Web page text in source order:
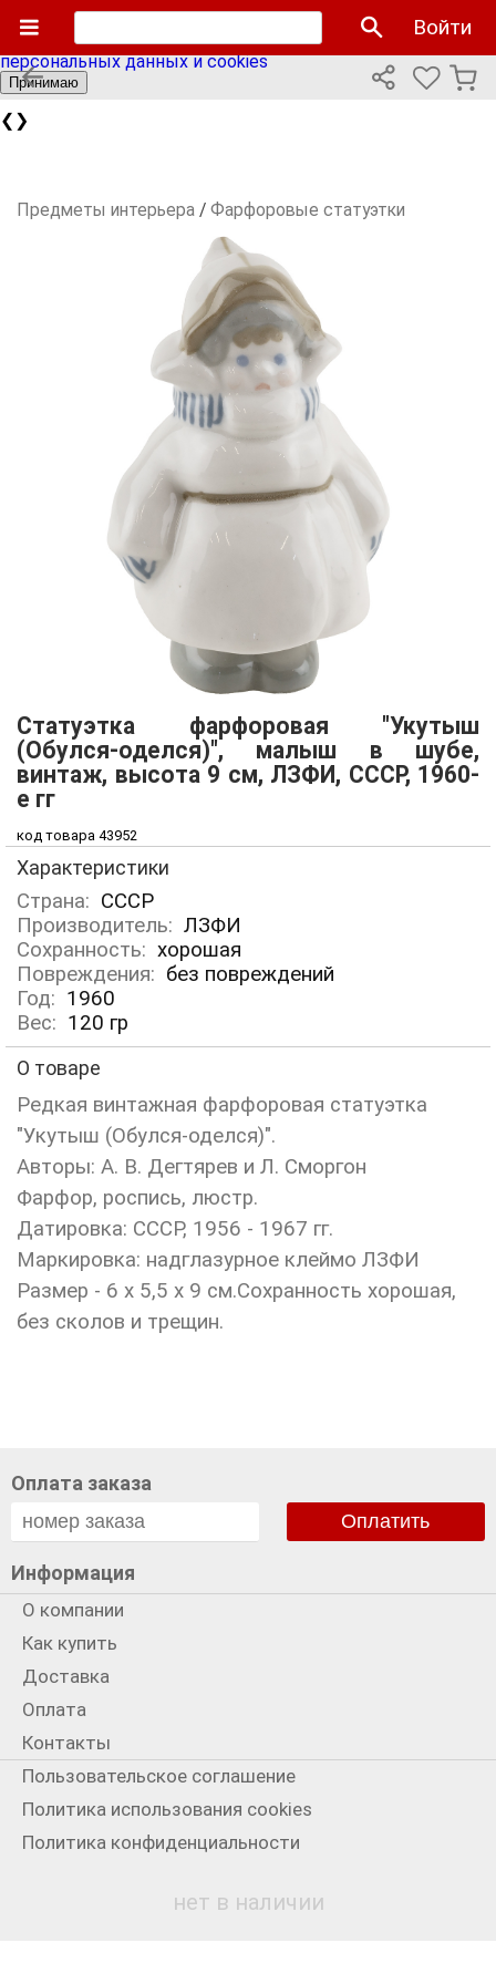
Мы используем cookies файлы для улучшения работы
сайта и персонализации. Продолжая пользоваться сайтом
вы соглашаетесь с нашейполитикой использования
персональных данных и cookies
Принимаю
❮ ❯
Войти
Предметы интерьера / Фарфоровые статуэтки
Cтатуэтка фарфоровая "Укутыш
(Обулся-оделся)", малыш в шубе,
винтаж, высота 9 см, ЛЗФИ, СССР, 1960-
е гг
код товара 43952
Характеристики
Страна: СССР
Производитель: ЛЗФИ
Сохранность: хорошая
Повреждения: без повреждений
Год: 1960
Вес: 120 гр
О товаре
Редкая винтажная фарфоровая статуэтка
"Укутыш (Обулся-оделся)".
Авторы: А. В. Дегтярев и Л. Сморгон
Фарфор, роспись, люстр.
Датировка: СССР, 1956 - 1967 гг.
Маркировка: надглазурное клеймо ЛЗФИ
Размер - 6 х 5,5 х 9 см.Сохранность хорошая,
без сколов и трещин.
нет в наличии
Оплата заказа
Оплатить
Информация
О компании
Как купить
Доставка
Оплата
Контакты
Пользовательское соглашение
Политика использования cookies
Политика конфиденциальности